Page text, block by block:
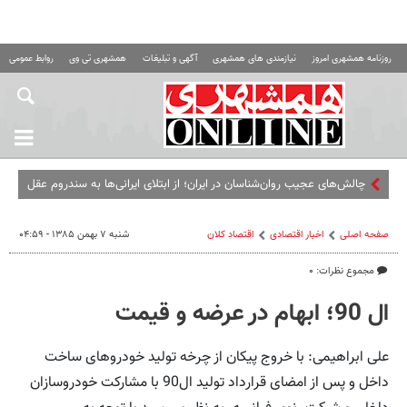
روزنامه همشهری امروز نیازمندی های همشهری آگهی و تبلیغات همشهری تی وی روابط عمومی
چالش‌های عجیب روان‌شناسان در ایران؛ از ابتلای ایرانی‌ها به سندروم عقل
صفحه اصلی اخبار اقتصادی اقتصاد كلان
مجموع نظرات: ۰
شنبه ۷ بهمن ۱۳۸۵ - ۰۴:۵۹
ال 90؛ ابهام در عرضه و قیمت
علی ابراهیمی: با خروج پیکان از چرخه تولید خودروهای ساخت
داخل و پس از امضای قرارداد تولید ال90 با مشارکت خودرو‌سازان